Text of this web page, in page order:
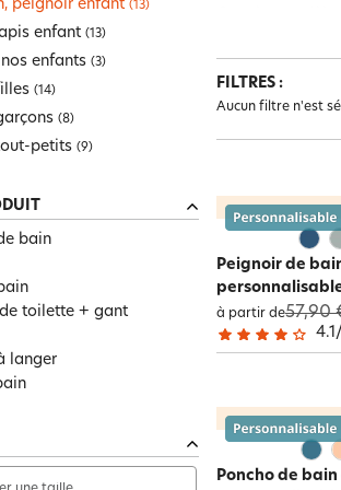
sélection
sélection Nouveautés
sélection
grands bonnets
sélection
sélection Rideau et déco textile
de coussin
de chaise
sélection
sélection
tout-petits
sélection
tissu
sélection
chemin de lit
peignoir enfant (13)
enfant (13)
enfants (3)
(14)
(8)
petits (9)
bain
toilette + gant
langer
Certains
FILTRES :
Aucun filtre n'est
Peignoir de
à partir de57,90
4.1/
Poncho de